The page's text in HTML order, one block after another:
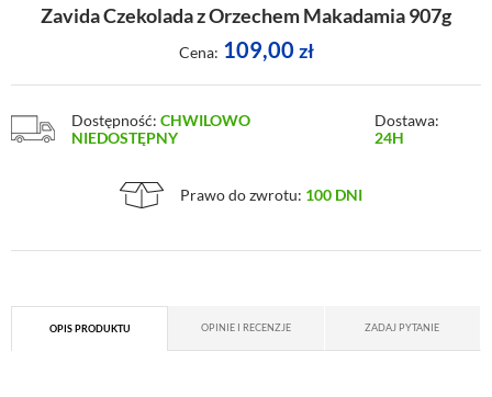
Zavida Czekolada z Orzechem Makadamia 907g
Cena: 109,00 zł
Dostępność: CHWILOWO
NIEDOSTĘPNY
Dostawa:
24H
Prawo do zwrotu: 100 DNI
OPIS PRODUKTU OPINIE I RECENZJE ZADAJ PYTANIE